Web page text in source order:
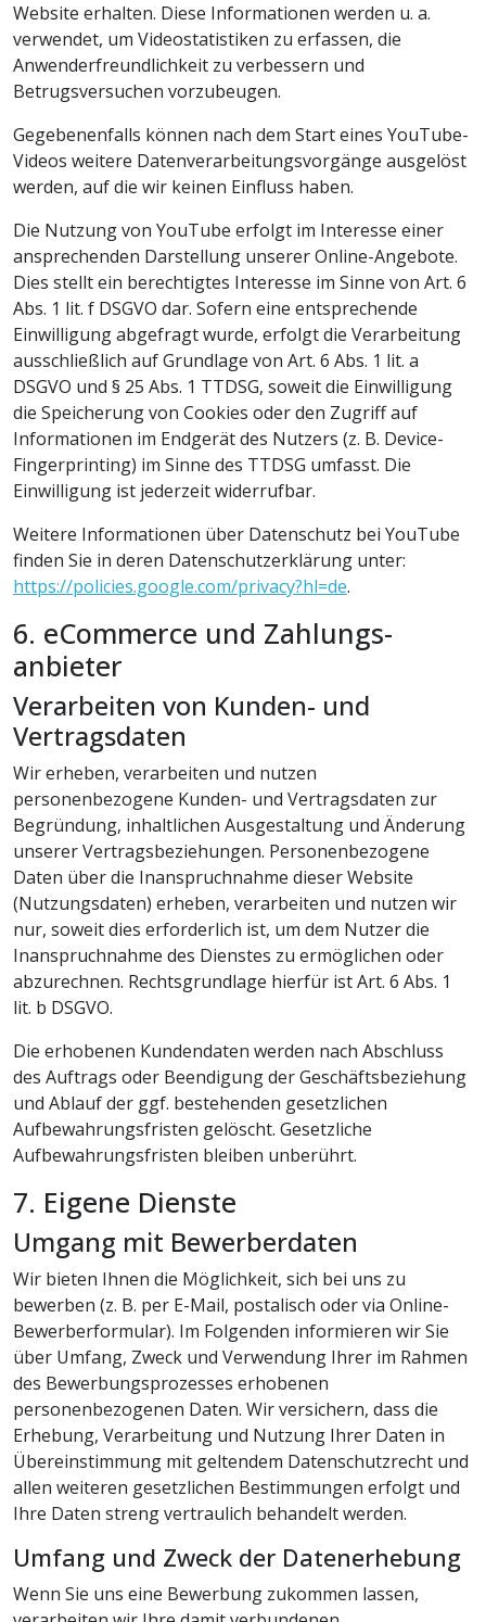
Website erhalten. Diese Informationen werden u. a.
verwendet, um Videostatistiken zu erfassen, die
Anwenderfreundlichkeit zu verbessern und
Betrugsversuchen vorzubeugen.
Gegebenenfalls können nach dem Start eines YouTube-
Videos weitere Datenverarbeitungsvorgänge ausgelöst
werden, auf die wir keinen Einfluss haben.
Die Nutzung von YouTube erfolgt im Interesse einer
ansprechenden Darstellung unserer Online-Angebote.
Dies stellt ein berechtigtes Interesse im Sinne von Art. 6
Abs. 1 lit. f DSGVO dar. Sofern eine entsprechende
Einwilligung abgefragt wurde, erfolgt die Verarbeitung
ausschließlich auf Grundlage von Art. 6 Abs. 1 lit. a
DSGVO und § 25 Abs. 1 TTDSG, soweit die Einwilligung
die Speicherung von Cookies oder den Zugriff auf
Informationen im Endgerät des Nutzers (z. B. Device-
Fingerprinting) im Sinne des TTDSG umfasst. Die
Einwilligung ist jederzeit widerrufbar.
Weitere Informationen über Datenschutz bei YouTube
finden Sie in deren Datenschutzerklärung unter:
https://policies.google.com/privacy?hl=de.
6. eCommerce und Zahlungs­
anbieter
Verarbeiten von Kunden- und
Vertragsdaten
Wir erheben, verarbeiten und nutzen
personenbezogene Kunden- und Vertragsdaten zur
Begründung, inhaltlichen Ausgestaltung und Änderung
unserer Vertragsbeziehungen. Personenbezogene
Daten über die Inanspruchnahme dieser Website
(Nutzungsdaten) erheben, verarbeiten und nutzen wir
nur, soweit dies erforderlich ist, um dem Nutzer die
Inanspruchnahme des Dienstes zu ermöglichen oder
abzurechnen. Rechtsgrundlage hierfür ist Art. 6 Abs. 1
lit. b DSGVO.
Die erhobenen Kundendaten werden nach Abschluss
des Auftrags oder Beendigung der Geschäftsbeziehung
und Ablauf der ggf. bestehenden gesetzlichen
Aufbewahrungsfristen gelöscht. Gesetzliche
Aufbewahrungsfristen bleiben unberührt.
7. Eigene Dienste
Umgang mit Bewerberdaten
Wir bieten Ihnen die Möglichkeit, sich bei uns zu
bewerben (z. B. per E-Mail, postalisch oder via Online-
Bewerberformular). Im Folgenden informieren wir Sie
über Umfang, Zweck und Verwendung Ihrer im Rahmen
des Bewerbungsprozesses erhobenen
personenbezogenen Daten. Wir versichern, dass die
Erhebung, Verarbeitung und Nutzung Ihrer Daten in
Übereinstimmung mit geltendem Datenschutzrecht und
allen weiteren gesetzlichen Bestimmungen erfolgt und
Ihre Daten streng vertraulich behandelt werden.
Umfang und Zweck der Datenerhebung
Wenn Sie uns eine Bewerbung zukommen lassen,